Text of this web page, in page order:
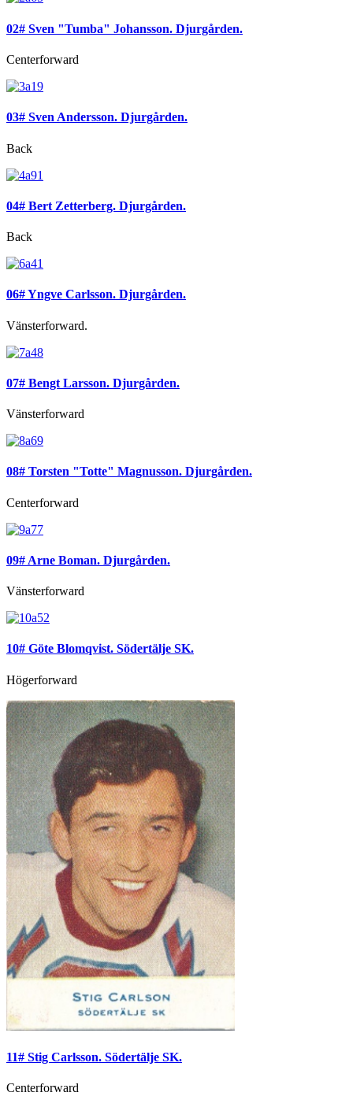
02# Sven "Tumba" Johansson. Djurgården.
Centerforward
03# Sven Andersson. Djurgården.
Back
04# Bert Zetterberg. Djurgården.
Back
06# Yngve Carlsson. Djurgården.
Vänsterforward.
07# Bengt Larsson. Djurgården.
Vänsterforward
08# Torsten "Totte" Magnusson. Djurgården.
Centerforward
09# Arne Boman. Djurgården.
Vänsterforward
10# Göte Blomqvist. Södertälje SK.
Högerforward
11# Stig Carlsson. Södertälje SK.
Centerforward